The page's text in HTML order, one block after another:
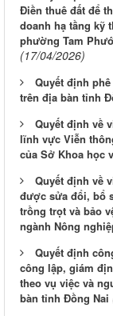
Điền thuê đất để
doanh hạ tầng kỹ
phường Tam
(17/04/2026)
Quyết định
trên địa bàn tỉnh
Quyết định về
lĩnh vực Viễn
của Sở Khoa học
Quyết định về
được sửa đổi, bổ
trồng trọt và bảo
ngành Nông
Quyết định
công lập, giám
theo vụ việc và
bàn tỉnh Đồng Nai